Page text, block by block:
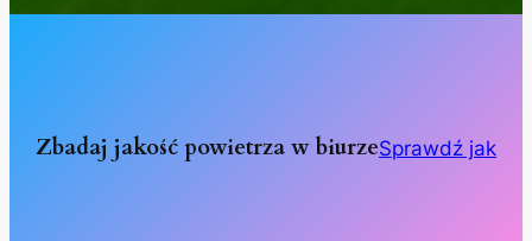
Zbadaj jakość powietrza w biurzeSprawdź jak